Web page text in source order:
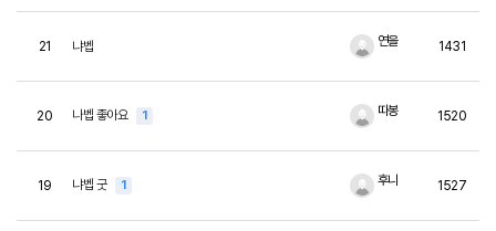
21 냐벱 연을 1431
20 나벱 좋아요 1 따봉 1520
19 냐벱 굿 1 후니 1527